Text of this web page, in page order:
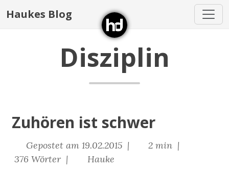
Haukes Blog
Disziplin
Zuhören ist schwer
Gepostet am 19.02.2015 |
2 min |
376 Wörter |
Hauke